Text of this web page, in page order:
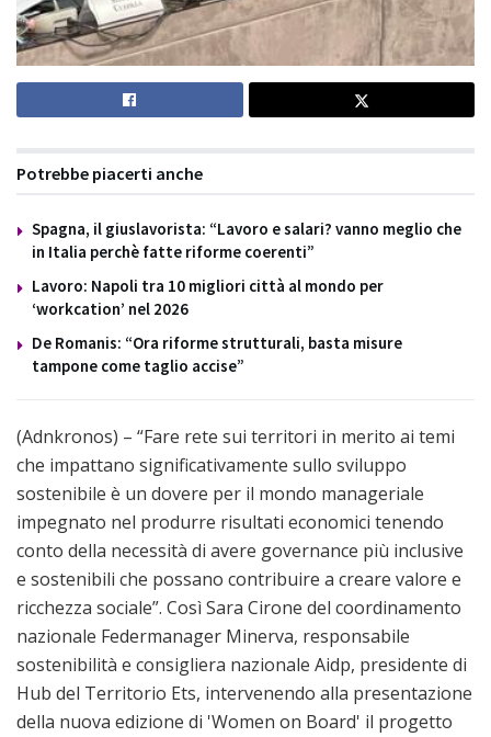
Potrebbe piacerti anche
Spagna, il giuslavorista: “Lavoro e salari? vanno meglio che
in Italia perchè fatte riforme coerenti”
Lavoro: Napoli tra 10 migliori città al mondo per
‘workcation’ nel 2026
De Romanis: “Ora riforme strutturali, basta misure
tampone come taglio accise”
(Adnkronos) – “Fare rete sui territori in merito ai temi
che impattano significativamente sullo sviluppo
sostenibile è un dovere per il mondo manageriale
impegnato nel produrre risultati economici tenendo
conto della necessità di avere governance più inclusive
e sostenibili che possano contribuire a creare valore e
ricchezza sociale”. Così Sara Cirone del coordinamento
nazionale Federmanager Minerva, responsabile
sostenibilità e consigliera nazionale Aidp, presidente di
Hub del Territorio Ets, intervenendo alla presentazione
della nuova edizione di 'Women on Board' il progetto